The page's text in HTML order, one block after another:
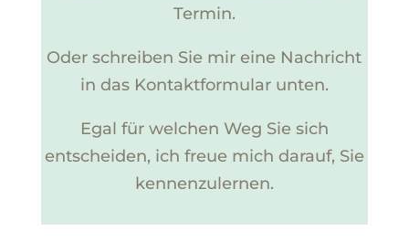
Termin.
Oder schreiben Sie mir eine Nachricht
in das Kontaktformular unten.
Egal für welchen Weg Sie sich
entscheiden, ich freue mich darauf, Sie
kennenzulernen.